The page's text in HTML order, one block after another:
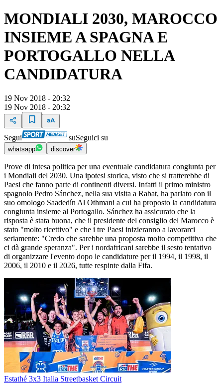
MONDIALI 2030, MAROCCO
INSIEME A SPAGNA E
PORTOGALLO NELLA
CANDIDATURA
19 Nov 2018 - 20:32
19 Nov 2018 - 20:32
Segui suSeguici su
whatsapp discover
Prove di intesa politica per una eventuale candidatura congiunta per
i Mondiali del 2030. Una ipotesi storica, visto che si tratterebbe di
Paesi che fanno parte di continenti diversi. Infatti il primo ministro
spagnolo Pedro Sánchez, nella sua visita a Rabat, ha parlato con il
suo omologo Saadedín Al Othmani a cui ha proposto la candidatura
congiunta insieme al Portogallo. Sánchez ha assicurato che la
risposta è stata buona, che il presidente del consiglio del Marocco è
stato "molto ricettivo" e che i tre Paesi inizieranno a lavorarci
seriamente: "Credo che sarebbe una proposta molto competitiva che
ci dà grande speranza". Per i nordafricani sarebbe il sesto tentativo
di organizzare l'evento dopo le candidature per il 1994, il 1998, il
2006, il 2010 e il 2026, tutte respinte dalla Fifa.
Estathé 3x3 Italia Streetbasket Circuit